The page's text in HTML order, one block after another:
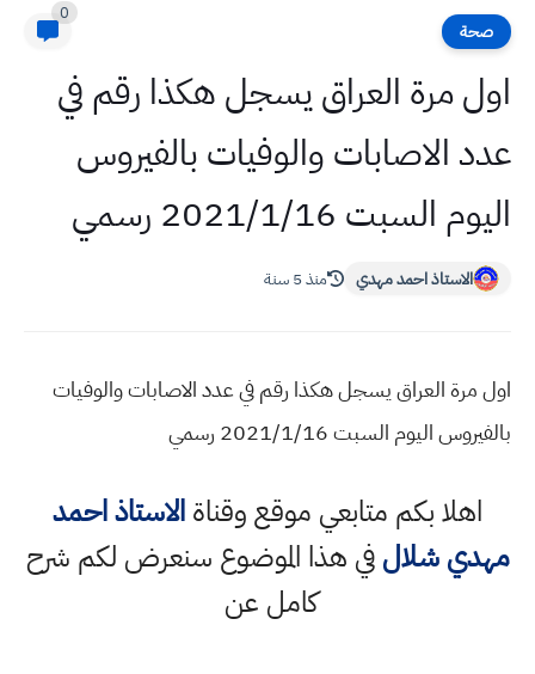
صحة
0
اول مرة العراق يسجل هكذا رقم في
عدد الاصابات والوفيات بالفيروس
اليوم السبت 2021/1/16 رسمي
الاستاذ احمد مهدي منذ 5 سنة
اول مرة العراق يسجل هكذا رقم في عدد الاصابات والوفيات
بالفيروس اليوم السبت 2021/1/16 رسمي
اهلا بكم متابعي موقع وقناةالاستاذ احمد
مهدي شلالفي هذا الموضوع سنعرض لكم شرح
كامل عن